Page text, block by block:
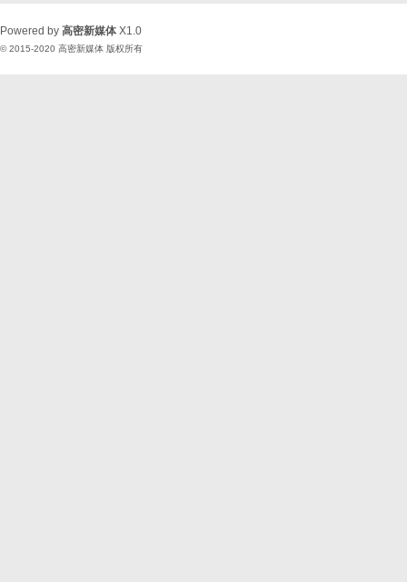
Powered by 高密新媒体 X1.0
© 2015-2020 高密新媒体 版权所有